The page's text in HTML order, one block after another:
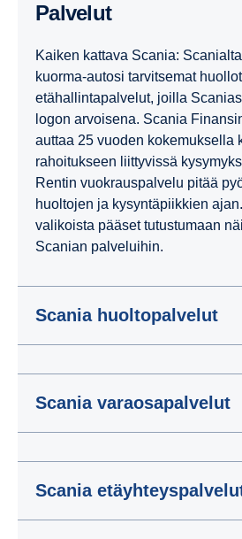
palvelut
Kaiken kattava Scania:
kuorma-autosi tarvitsemat
etähallintapalvelut, joilla
logon arvoisena. Scania
auttaa 25 vuoden kokemuksella
rahoitukseen liittyvissä
Rentin vuokrauspalvelu pitää
huoltojen ja kysyntäpiikkien
valikoista pääset tutustumaan
Scanian palveluihin.
Scania huoltopalvelut
Scania varaosapalvelut
Scania